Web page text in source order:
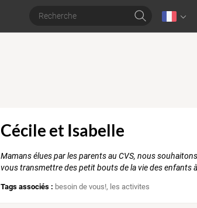
Cécile et Isabelle
Mamans élues par les parents au CVS, nous
vous transmettre des petit bouts de la vie des enfants
Tags associés : besoin de vous!, les activites